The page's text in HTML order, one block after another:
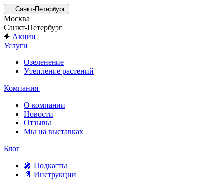
Санкт-Петербург
Москва
Санкт-Петербург
Акции
Услуги
Озеленение
Утепление растений
Компания
О компании
Новости
Отзывы
Мы на выставках
Блог
🎤︎︎ Подкасты
📄 Инструкции